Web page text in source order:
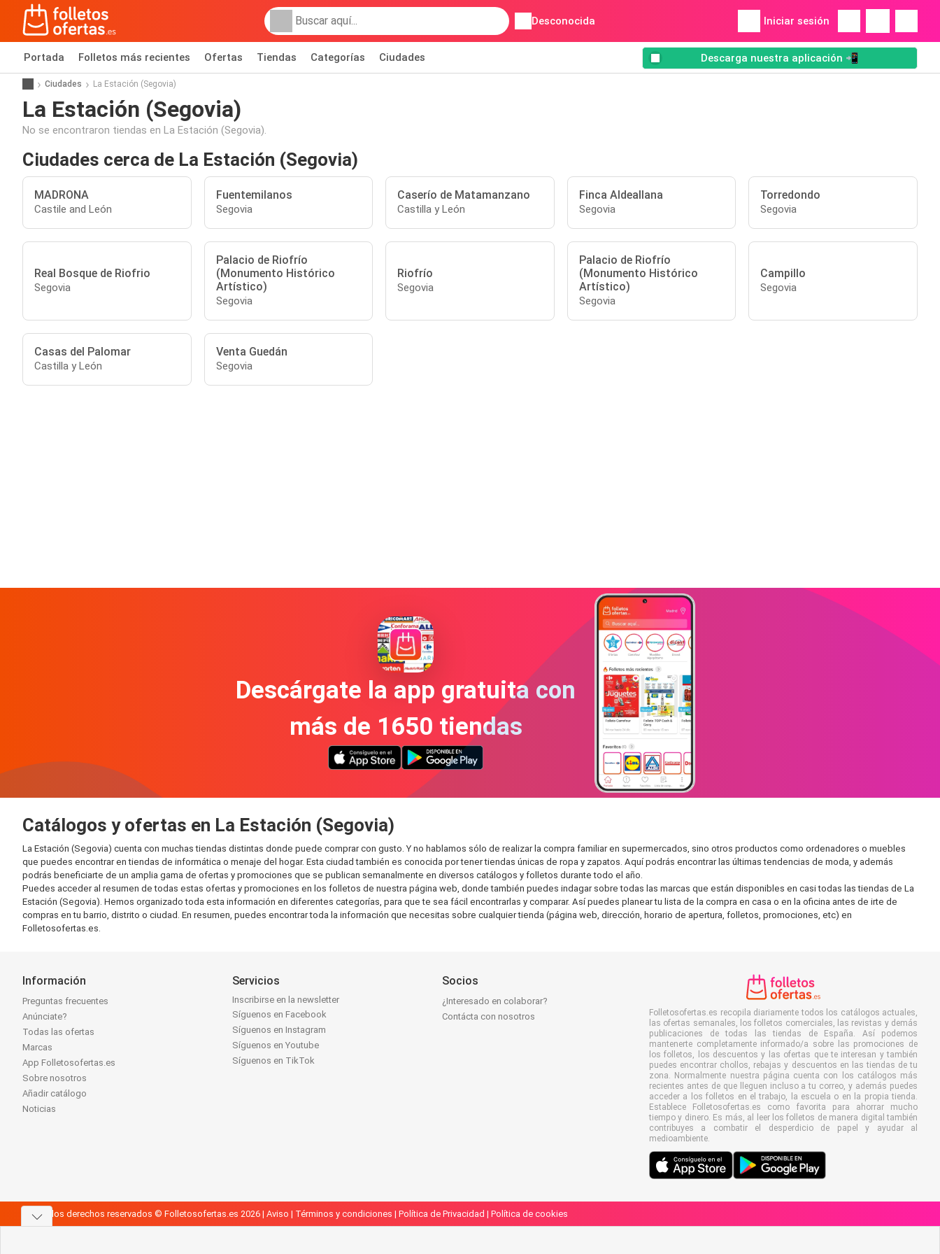
Desconocida Iniciar sesión
Portada Folletos más recientes Ofertas Tiendas Categorías Ciudades Descarga nuestra aplicación 📲
Ciudades La Estación (Segovia)
La Estación (Segovia)
No se encontraron tiendas en La Estación (Segovia).
Ciudades cerca de La Estación (Segovia)
MADRONA
Castile and León
Fuentemilanos
Segovia
Caserío de Matamanzano
Castilla y León
Finca Aldeallana
Segovia
Torredondo
Segovia
Real Bosque de Riofrio
Segovia
Palacio de Riofrío
(Monumento Histórico
Artístico)
Segovia
Riofrío
Segovia
Palacio de Riofrío
(Monumento Histórico
Artístico)
Segovia
Campillo
Segovia
Casas del Palomar
Castilla y León
Venta Guedán
Segovia
Descárgate la app gratuita con
más de 1650 tiendas
Catálogos y ofertas en La Estación (Segovia)
La Estación (Segovia) cuenta con muchas tiendas distintas donde puede comprar con gusto. Y no hablamos sólo de realizar la compra familiar en supermercados, sino otros productos como ordenadores o muebles
que puedes encontrar en tiendas de informática o menaje del hogar. Esta ciudad también es conocida por tener tiendas únicas de ropa y zapatos. Aquí podrás encontrar las últimas tendencias de moda, y además
podrás beneficiarte de un amplia gama de ofertas y promociones que se publican semanalmente en diversos catálogos y folletos durante todo el año.
Puedes acceder al resumen de todas estas ofertas y promociones en los folletos de nuestra página web, donde también puedes indagar sobre todas las marcas que están disponibles en casi todas las tiendas de La
Estación (Segovia). Hemos organizado toda esta información en diferentes categorías, para que te sea fácil encontrarlas y comparar. Así puedes planear tu lista de la compra en casa o en la oficina antes de irte de
compras en tu barrio, distrito o ciudad. En resumen, puedes encontrar toda la información que necesitas sobre cualquier tienda (página web, dirección, horario de apertura, folletos, promociones, etc) en
Folletosofertas.es.
Información
Preguntas frecuentes
Anúnciate?
Todas las ofertas
Marcas
App Folletosofertas.es
Sobre nosotros
Añadir catálogo
Noticias
Servicios
Inscribirse en la newsletter
Síguenos en Facebook
Síguenos en Instagram
Síguenos en Youtube
Síguenos en TikTok
Socios
¿Interesado en colaborar?
Contácta con nosotros
Folletosofertas.es recopila diariamente todos los catálogos actuales,
las ofertas semanales, los folletos comerciales, las revistas y demás
publicaciones de todas las tiendas de España. Así podemos
mantenerte completamente informado/a sobre las promociones de
los folletos, los descuentos y las ofertas que te interesan y también
puedes encontrar chollos, rebajas y descuentos en las tiendas de tu
zona. Normalmente nuestra página cuenta con los catálogos más
recientes antes de que lleguen incluso a tu correo, y además puedes
acceder a los folletos en el trabajo, la escuela o en la propia tienda.
Establece Folletosofertas.es como favorita para ahorrar mucho
tiempo y dinero. Es más, al leer los folletos de manera digital también
contribuyes a combatir el desperdicio de papel y ayudar al
medioambiente.
Todos los derechos reservados © Folletosofertas.es 2026 | Aviso | Términos y condiciones | Política de Privacidad | Política de cookies